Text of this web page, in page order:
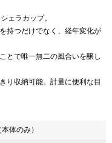
ェラカップ。
持つだけでなく、経年変化が
とで唯一無二の風合いを醸し
り収納可能。計量に便利な目
体のみ）